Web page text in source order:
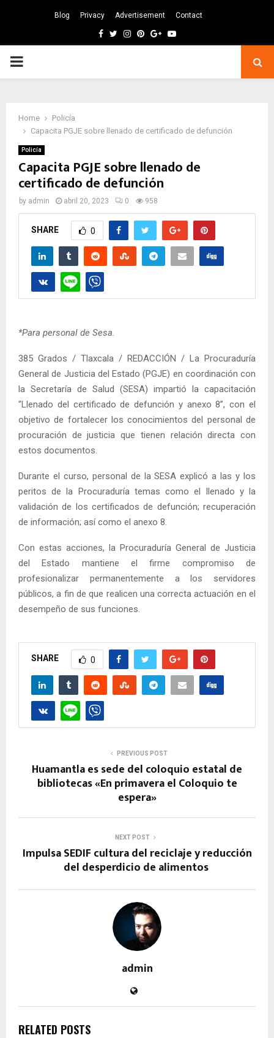
Blog Privacy Advertisement Contact
Facebook
TwitterInstagram
Pinterest
GoogleYoutube
PRIMARY
Home
Policía
Capacita PGJE sobre llenado de certificado de defunción
Policía
Capacita PGJE sobre llenado de
certificado de defunción
by admin abril 20, 2023 0 958
SHARE 0
*Para personal de Sesa
385 Grados / Tlaxcala / REDACCIÓN / La Procuraduría
General de Justicia del Estado (PGJE) en coordinación con
la Secretaría de Salud (SESA) impartió la capacitación
“Llenado del certificado de defunción y anexo 8”, con el
objetivo de fortalecer los conocimientos del personal de
procuración de justicia que tienen relación directa con
estos documentos.
Durante el curso, personal de la SESA explicó a las y los
peritos de la Procuraduría temas como el llenado y la
validación de los certificados de defunción; recuperación
de información; así como el anexo 8.
Con estas acciones, la Procuraduría General de Justicia
del Estado mantiene el firme compromiso de
profesionalizar permanentemente a los servidores
públicos, a fin de que realicen una correcta actuación en el
desempeño de sus funciones.
SHARE 0
PREVIOUS POST
Huamantla es sede del coloquio estatal de
bibliotecas «En primavera el Coloquio te
espera»
NEXT POST
Impulsa SEDIF cultura del reciclaje y reducción
del desperdicio de alimentos
admin
RELATED POSTS